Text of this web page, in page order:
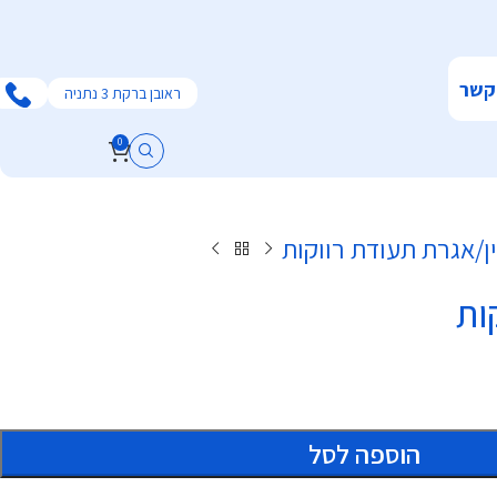
קשר ראובן ברקת 3 נתניה
0
אגרת תעודת רווקות
הוספה לסל